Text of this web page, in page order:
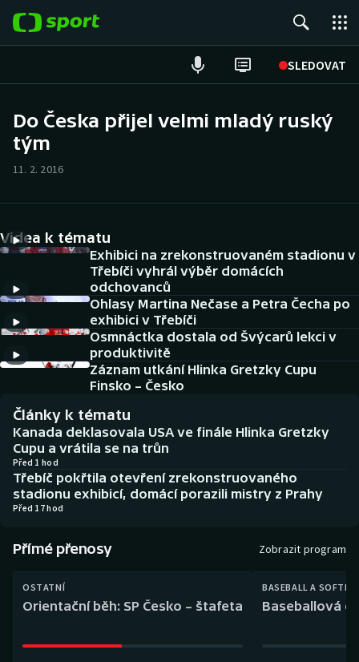
SLEDOVAT
Hokej
Cyklistika
DALŠÍ SPORTY
Americký fotbal
Baseball a softbal
Basketbal
Biatlon
Boby a skeleton
Dostihy
NEPŘEHLÉDNĚTE
Soutěže
Historické návraty
Aplikace ČT sport
AZ kvíz
Do Česka přijel velmi mladý ruský
tým
11. 2. 2016
Videa k tématu
Exhibici na zrekonstruovaném stadionu v
Třebíči vyhrál výběr domácích
odchovanců
Ohlasy Martina Nečase a Petra Čecha po
exhibici v Třebíči
Osmnáctka dostala od Švýcarů lekci v
produktivitě
Záznam utkání Hlinka Gretzky Cupu
Finsko – Česko
Články k tématu
Kanada deklasovala USA ve finále Hlinka Gretzky
Cupu a vrátila se na trůn
Před 1 hod
Třebíč pokřtila otevření zrekonstruovaného
stadionu exhibicí, domácí porazili mistry z Prahy
Před 17 hod
Přímé přenosy Zobrazit program
OSTATNÍ
Orientační běh: SP Česko – štafeta
BASEBALL A
Baseballová